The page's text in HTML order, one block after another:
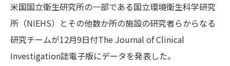
米国国立衛生研究所の一部である国立環境衛生科学研究
所（NIEHS）とその他数か所の施設の研究者らからなる
研究チームが12月9日付The Journal of Clinical
Investigation誌電子版にデータを発表した。